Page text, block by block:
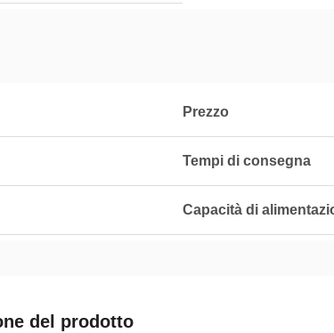
Prezzo
Tempi di consegna
Capacità di
del prodotto